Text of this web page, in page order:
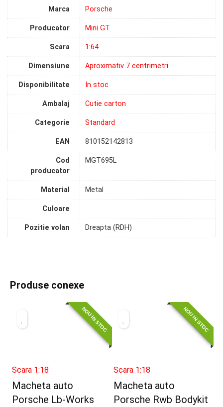
Marca Porsche
Producator Mini GT
Scara 1:64
Dimensiune Aproximativ 7 centrimetri
Disponibilitate In stoc
Ambalaj Cutie carton
Categorie Standard
EAN 810152142813
Cod
producator
MGT695L
Material Metal
Culoare
Pozitie volan Dreapta (RDH)
Produse conexe
NOU IN STOC
Scara 1:18
Macheta auto
Porsche Lb-Works
NOU IN STOC
Scara 1:18
Macheta auto
Porsche Rwb Bodykit